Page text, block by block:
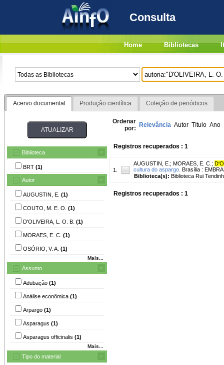
Consulta
Home Bibliotecas
Acervo documental Produção científica Coleção de periódicos
Biblioteca
BRT (1)
Autor
AUGUSTIN, E. (1)
COUTO, M. E. O. (1)
D'OLIVEIRA, L. O. B. (1)
MORAES, E. C. (1)
OSÓRIO, V. A. (1)
Mais...
Assunto
Adubação (1)
Análise econômica (1)
Arpargo (1)
Asparagus (1)
Asparagus officinalis (1)
Mais...
Tipo do material
Ordenar
por: Relevância Autor Título Ano
Registros recuperados : 1
1.
AUGUSTIN, E. ; MORAES, E. C. ;
cultura do aspargo. Brasília :
Biblioteca(s): Biblioteca Rui
Registros recuperados : 1